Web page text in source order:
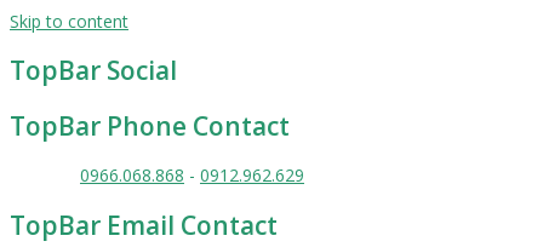
Skip to content
TopBar Social
TopBar Phone Contact
0966.068.868 - 0912.962.629
TopBar Email Contact